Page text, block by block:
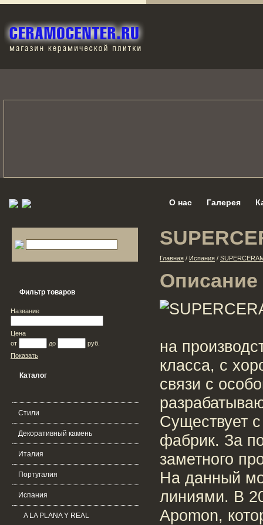
О нас Галерея
Фильтр товаров
Название
Цена
от
до
руб.
Показать
Каталог
Стили
Декоративный камень
Италия
Португалия
Испания
A LA PLANA Y REAL
Главная / Испания /
Описание
на
класса, с
связи с
Cуществует
фабрик. За
заметного
На данный
линиями. В
Apomon,